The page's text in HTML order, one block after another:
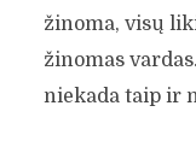
žinoma, visų
žinomas
niekada taip ir